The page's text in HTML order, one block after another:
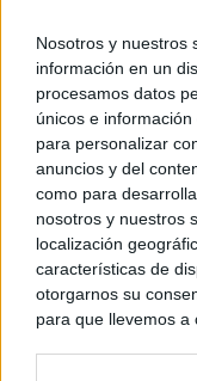
Nosotros y nuestros
información en un
procesamos datos
únicos e
para personalizar
anuncios y del
como para
nosotros y nuestros
localización
características de
otorgarnos su
para que llevemos
© Kiosko.net